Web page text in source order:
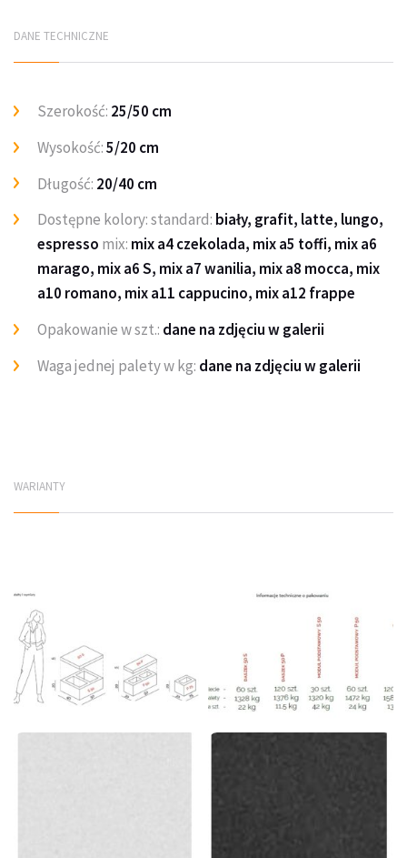
DANE TECHNICZNE
Szerokość: 25/50 cm
Wysokość:5/20 cm
Długość: 20/40 cm
Dostępne kolory: standard: biały, grafit, latte, lungo,
espresso mix: mix a4 czekolada, mix a5 toffi, mix a6
marago, mix a6 S, mix a7 wanilia, mix a8 mocca, mix
a10 romano, mix a11 cappucino, mix a12 frappe
Opakowanie w szt.: dane na zdjęciu w galerii
Waga jednej palety w kg: dane na zdjęciu w galerii
WARIANTY